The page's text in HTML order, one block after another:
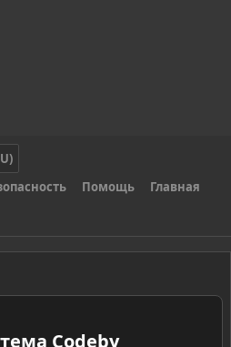
Помощь Главная
Codeby